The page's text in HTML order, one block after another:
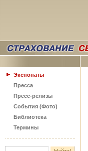
Экспонаты
Пресса
Пресс-релизы
События (Фото)
Библиотека
Термины